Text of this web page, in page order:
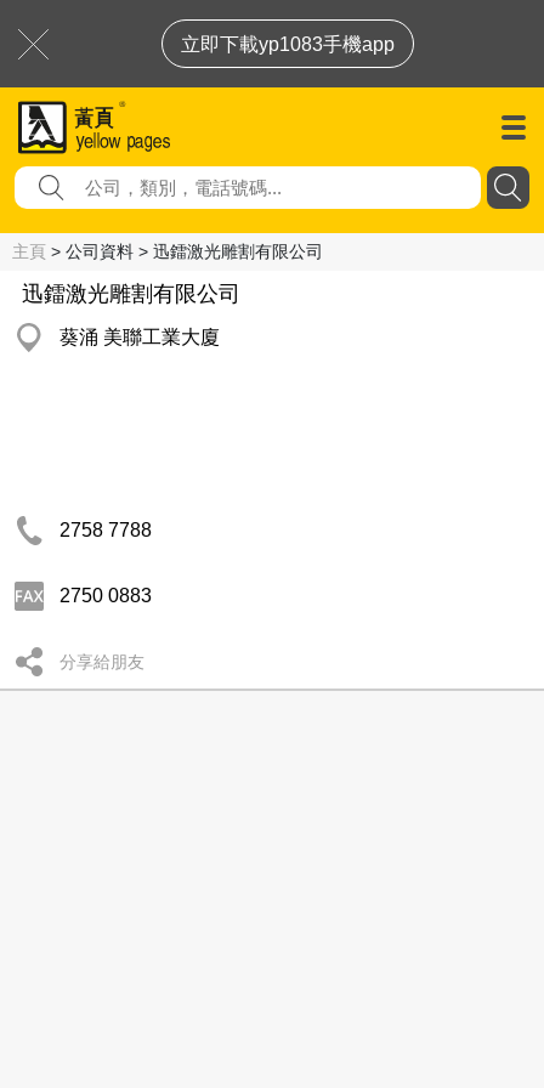
立即下載yp1083手機app
主頁 > 公司資料 > 迅鐳激光雕割有限公司
迅鐳激光雕割有限公司
葵涌 美聯工業大廈
2758 7788
2750 0883
分享給朋友